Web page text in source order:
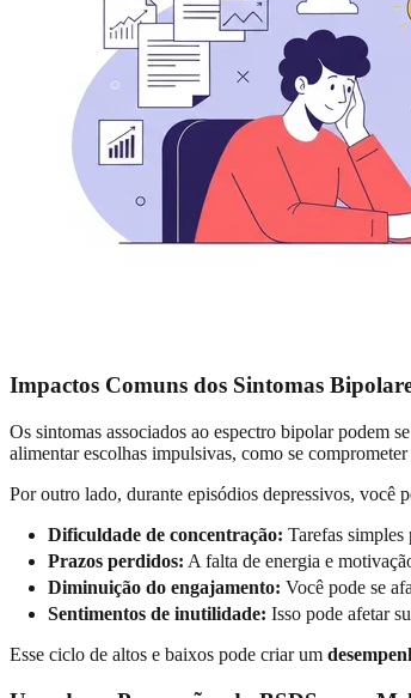
Impactos Comuns dos Sintomas
Os sintomas associados ao espectro bipolar podem
alimentar escolhas impulsivas, como se
Por outro lado, durante episódios depressivos, você
Dificuldade de concentração: Tarefas simples
Prazos perdidos: A falta de energia e
Diminuição do engajamento: Você pode se
Sentimentos de inutilidade: Isso pode afetar
Esse ciclo de altos e baixos pode criar um